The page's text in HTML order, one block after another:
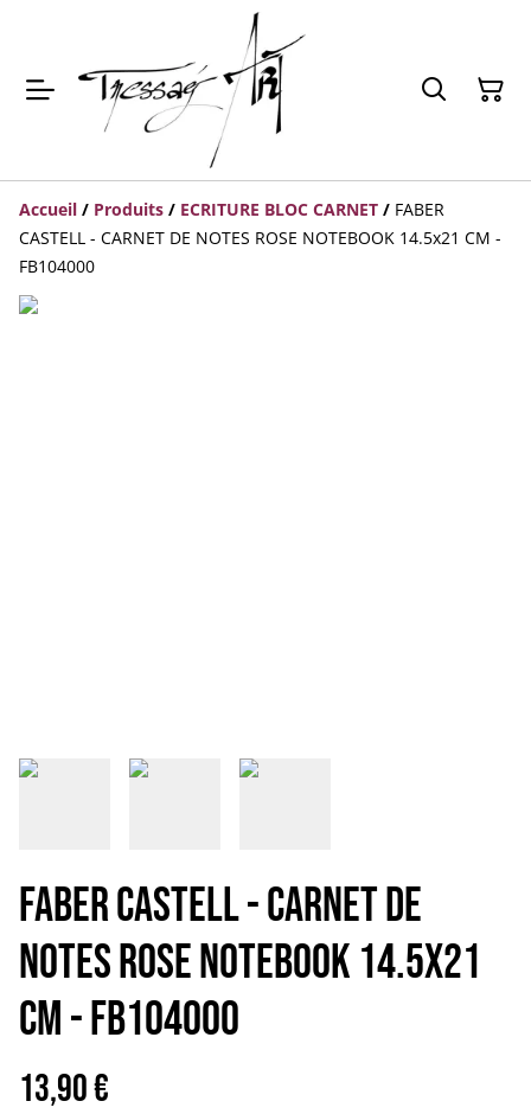
Accueil / Produits / ECRITURE BLOC CARNET / FABER
CASTELL - CARNET DE NOTES ROSE NOTEBOOK 14.5x21 CM -
FB104000
FABER CASTELL - CARNET DE
NOTES ROSE NOTEBOOK 14.5x21
CM - FB104000
13,90 €